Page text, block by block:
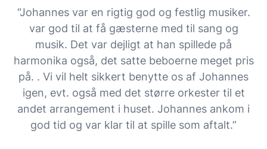
“Johannes var en rigtig god og festlig musiker.
var god til at få gæsterne med til sang og
musik. Det var dejligt at han spillede på
harmonika også, det satte beboerne meget pris
på. . Vi vil helt sikkert benytte os af Johannes
igen, evt. også med det større orkester til et
andet arrangement i huset. Johannes ankom i
god tid og var klar til at spille som aftalt.”